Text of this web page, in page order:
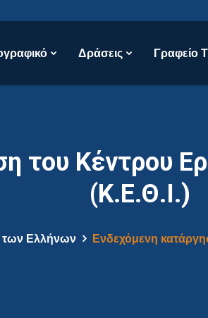
Δράσεις Γραφείο
του Κέντρου
(Κ.Ε.Θ.Ι.)
Ελλήνων